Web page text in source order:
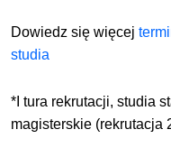
Dowiedz się więcej
studia
*I tura rekrutacji, studia
magisterskie (rekrutacja